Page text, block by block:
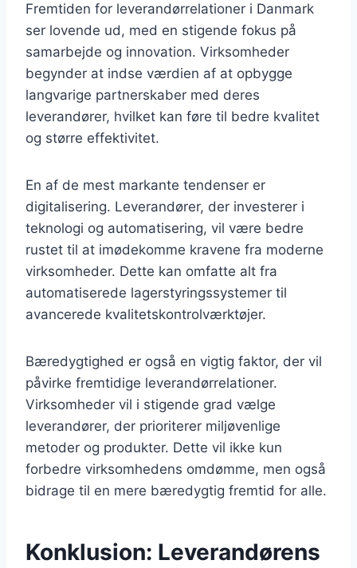
Fremtiden for leverandørrelationer i Danmark
ser lovende ud, med en stigende fokus på
samarbejde og innovation. Virksomheder
begynder at indse værdien af at opbygge
langvarige partnerskaber med deres
leverandører, hvilket kan føre til bedre kvalitet
og større effektivitet.
En af de mest markante tendenser er
digitalisering. Leverandører, der investerer i
teknologi og automatisering, vil være bedre
rustet til at imødekomme kravene fra moderne
virksomheder. Dette kan omfatte alt fra
automatiserede lagerstyringssystemer til
avancerede kvalitetskontrolværktøjer.
Bæredygtighed er også en vigtig faktor, der vil
påvirke fremtidige leverandørrelationer.
Virksomheder vil i stigende grad vælge
leverandører, der prioriterer miljøvenlige
metoder og produkter. Dette vil ikke kun
forbedre virksomhedens omdømme, men også
bidrage til en mere bæredygtig fremtid for alle.
Konklusion: Leverandørens